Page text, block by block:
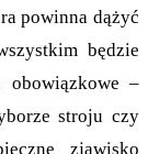
powinna dążyć
będzie
–
stroju czy
zjawisko